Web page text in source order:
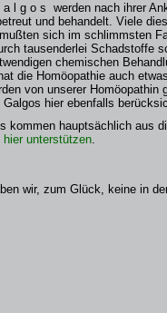
a l g o s werden nach ihrer
und behandelt. Viele
sich im schlimmsten
tausenderlei Schadstoffe
chemischen
die Homöopathie auch
von unserer
Galgos hier ebenfalls
kommen hauptsächlich aus
hier unterstützen.
wir, zum Glück, keine in